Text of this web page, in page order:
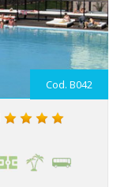
Cod. B042